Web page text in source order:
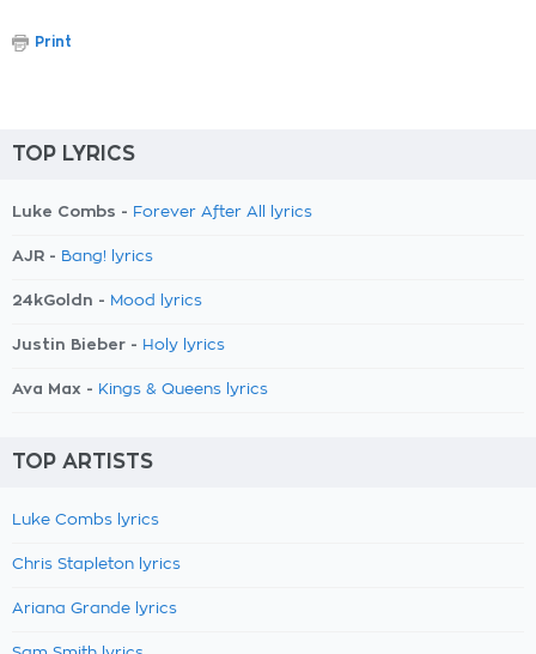
Print
TOP LYRICS
Luke Combs - Forever After All lyrics
AJR - Bang! lyrics
24kGoldn - Mood lyrics
Justin Bieber - Holy lyrics
Ava Max - Kings & Queens lyrics
TOP ARTISTS
Luke Combs lyrics
Chris Stapleton lyrics
Ariana Grande lyrics